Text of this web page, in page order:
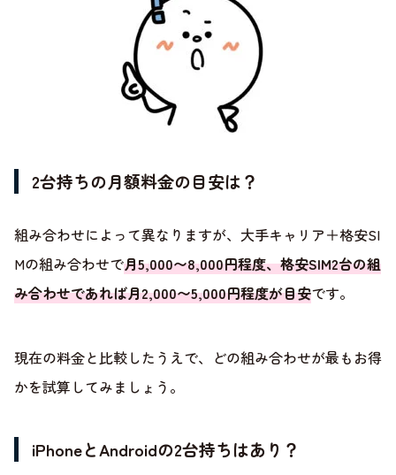
2台持ちの月額料金の目安は？
組み合わせによって異なりますが、大手キャリア＋格安SI
Mの組み合わせで月5,000〜8,000円程度、格安SIM2台の組
み合わせであれば月2,000〜5,000円程度が目安です。
現在の料金と比較したうえで、どの組み合わせが最もお得
かを試算してみましょう。
iPhoneとAndroidの2台持ちはあり？